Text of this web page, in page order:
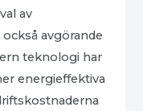
av
avgörande
teknologi har
energieffektiva